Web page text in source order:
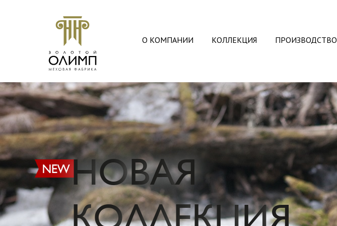
О КОМПАНИИ КОЛЛЕКЦИЯ ПРОИЗВОДСТВО
НОВАЯ
КОЛЛЕКЦИЯ